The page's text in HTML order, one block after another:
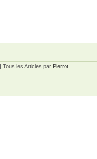
| Tous les Articles par Pierrot